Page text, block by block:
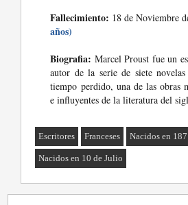
Fallecimiento: 18 de Noviembre
años)
Biografia: Marcel Proust fue un
autor de la serie de siete
tiempo perdido, una de las obras
e influyentes de la literatura del
Escritores Franceses Nacidos en
Nacidos en 10 de Julio